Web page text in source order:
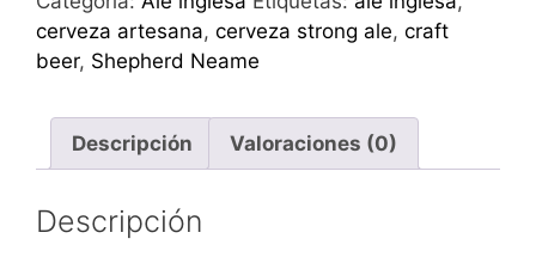
cerveza artesana, cerveza strong ale, craft
beer, Shepherd Neame
Descripción Valoraciones (0)
Descripción